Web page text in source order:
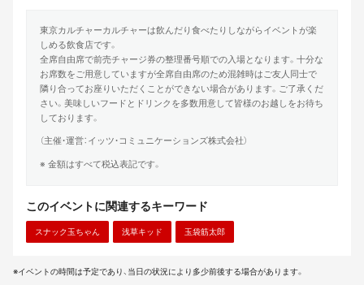
東京カルチャーカルチャーは飲んだり食べたりしながらイベントが楽
しめる飲食店です。
全席自由席で前売チャージ券の整理番号順での入場となります。十分な
お席数をご用意していますが全席自由席のため混雑時はご友人同士で
隣り合ってお座りいただくことができない場合があります。ご了承くだ
さい。美味しいフードとドリンクを多数用意して皆様のお越しをお待ち
しております。
（主催・運営：イッツ・コミュニケーションズ株式会社）
※ 金額はすべて税込表記です。
このイベントに関連するキーワード
スナック玉ちゃん 浅草キッド 玉袋筋太郎
※イベントの時間は予定であり、当日の状況により多少前後する場合があります。